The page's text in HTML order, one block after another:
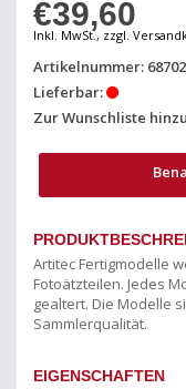
€39,60
Inkl. MwSt., zzgl.
Artikelnummer:
Lieferbar:
Zur Wunschliste
Artitec Fertigmodelle
Fotoätzteilen. Jedes
gealtert. Die Modelle
Sammlerqualität.
EIGENSCHAFTEN